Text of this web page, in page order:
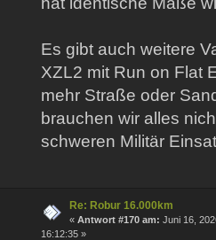
Es gibt auch weitere
XZL2 mit Run on Flat
mehr Straße oder
brauchen wir alles
schweren Militär
Re: Robur 16.000km
« Antwort #170 am: Juni 16,
16:12:35 »